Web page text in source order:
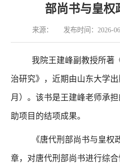
部尚书与皇权
来源： 发布时间：2026-
我院王建峰副教授所著
治研究》，近期由山东大学
月）。该书是王建峰老师承
助项目的结项成果。
《唐代刑部尚书与皇
章，对唐代刑部尚书进行综